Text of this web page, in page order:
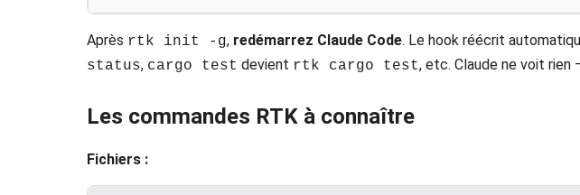
Après rtk init -g, redémarrez Claude Code. Le hook réécrit
status, cargo test devient rtk cargo test, etc. Claude ne voit
Les commandes RTK à connaître
Fichiers :